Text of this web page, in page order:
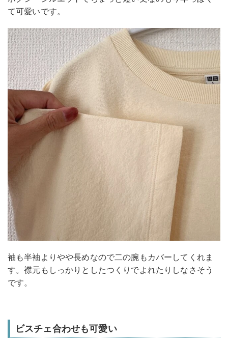
て可愛いです。
袖も半袖よりやや長めなので二の腕もカバーしてくれま
す。襟元もしっかりとしたつくりでよれたりしなさそう
です。
ビスチェ合わせも可愛い